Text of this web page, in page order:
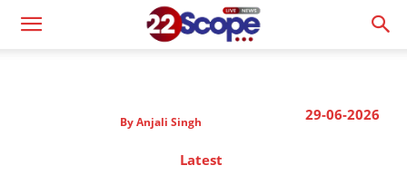
29-06-2026
By Anjali Singh
Latest